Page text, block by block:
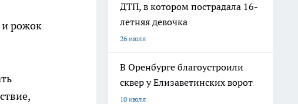
и рожок
ДТП, в котором пострадала 16-
летняя девочка
26 июля
В Оренбурге благоустроили
сквер у Елизаветинских ворот
10 июля